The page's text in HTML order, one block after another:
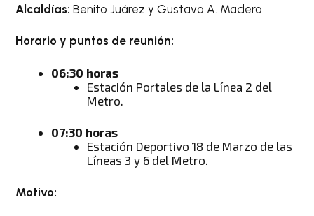
Alcaldías: Benito Juárez y Gustavo A. Madero
Horario y puntos de reunión:
06:30 horas
Estación Portales de la Línea 2 del
Metro.
07:30 horas
Estación Deportivo 18 de Marzo de las
Líneas 3 y 6 del Metro.
Motivo: